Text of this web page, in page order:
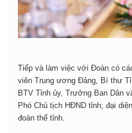
Tiếp và làm việc với Đoàn có
viên Trung ương Đảng, Bí thư
BTV Tỉnh ủy, Trưởng Ban Dân
Phó Chủ tịch HĐND tỉnh; đại
đoàn thể tỉnh.